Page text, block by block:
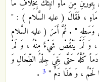
مِنْ مَاءٍ أُنَبِّئْكَ بِخِلَافِ مَا
، فَقَالَ ( عليه السَّلام ) : "
" . ثُمَّ أَمَرَ ( عليه السَّلام
، وَ لَمْ يَنْقُصْ شَيْ‏ءٌ مِنْهُ ، وَ لَمْ
كُلُّهُ حَتَّى بَقِيَ جِلْدُ الطِّحَالِ وَ
لَحْمٌ ، وَ هَذَا دَمٌ " 3
.